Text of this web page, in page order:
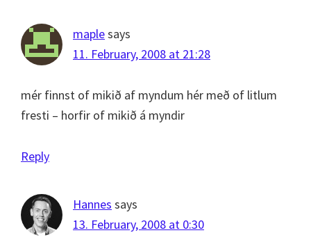
maplesays
11. February, 2008 at 21:28
mér finnst of mikið af myndum hér með of litlum
fresti – horfir of mikið á myndir
Reply
Hannes says
13. February, 2008 at 0:30